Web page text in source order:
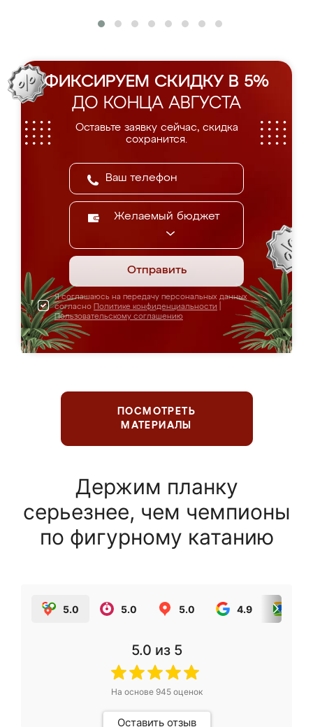
ФИКСИРУЕМ СКИДКУ В 5%
ДО КОНЦА АВГУСТА
Оставьте заявку сейчас, скидка
сохранится.
Желаемый бюджет
Отправить
Я соглашаюсь на передачу персональных данных
согласно Политике конфиденциальности
Пользовательскому соглашению
ПОСМОТРЕТЬ
МАТЕРИАЛЫ
Держим планку
серьезнее, чем чемпионы
по фигурному катанию
5.0 5.0 5.0 4.9
5.0 из 5
На основе 945оценок
Оставить отзыв